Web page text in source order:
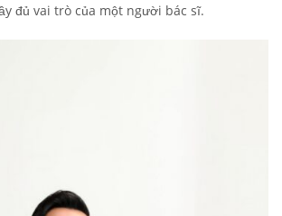
đủ vai trò của một người bác sĩ.